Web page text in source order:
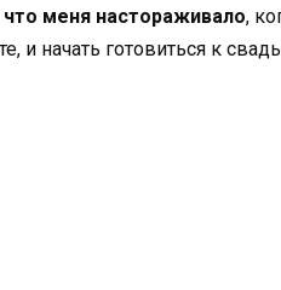
меня настораживало,
и начать готовиться к